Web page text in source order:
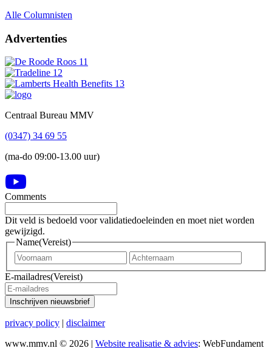
Alle Columnisten
Advertenties
Footer
Centraal Bureau MMV
(0347) 34 69 55
(ma-do 09:00-13.00 uur)
Comments
Dit veld is bedoeld voor validatiedoeleinden en moet niet worden
gewijzigd.
Name(Vereist)
Voornaam
E-mailadres(Vereist)
Inschrijven nieuwsbrief
privacy policy | disclaimer
www.mmv.nl © 2026 | Website realisatie & advies: WebFundament